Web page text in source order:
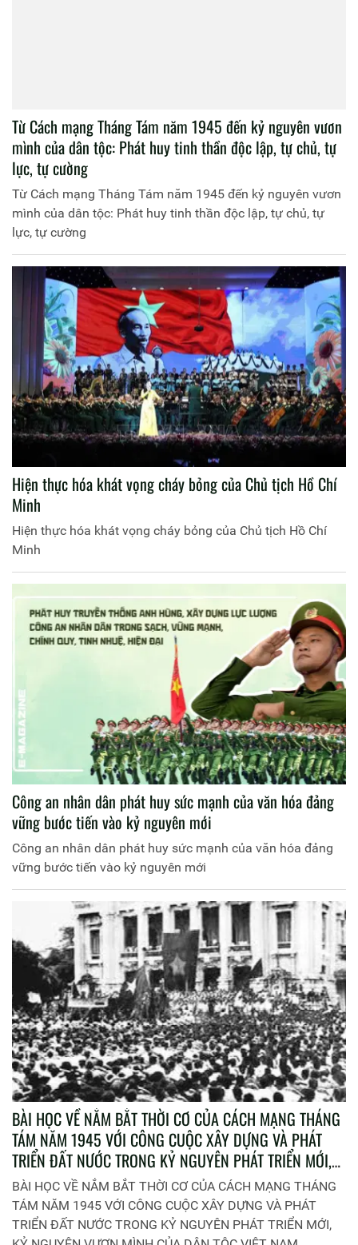
Từ Cách mạng Tháng Tám năm 1945 đến kỷ nguyên vươn
mình của dân tộc: Phát huy tinh thần độc lập, tự chủ, tự
lực, tự cường
Từ Cách mạng Tháng Tám năm 1945 đến kỷ nguyên vươn
mình của dân tộc: Phát huy tinh thần độc lập, tự chủ, tự
lực, tự cường
Hiện thực hóa khát vọng cháy bỏng của Chủ tịch Hồ Chí
Minh
Hiện thực hóa khát vọng cháy bỏng của Chủ tịch Hồ Chí
Minh
Công an nhân dân phát huy sức mạnh của văn hóa đảng
vững bước tiến vào kỷ nguyên mới
Công an nhân dân phát huy sức mạnh của văn hóa đảng
vững bước tiến vào kỷ nguyên mới
BÀI HỌC VỀ NẮM BẮT THỜI CƠ CỦA CÁCH MẠNG THÁNG
TÁM NĂM 1945 VỚI CÔNG CUỘC XÂY DỰNG VÀ PHÁT
TRIỂN ĐẤT NƯỚC TRONG KỶ NGUYÊN PHÁT TRIỂN MỚI,
KỶ NGUYÊN VƯƠN MÌNH CỦA DÂN TỘC VIỆT NAM
BÀI HỌC VỀ NẮM BẮT THỜI CƠ CỦA CÁCH MẠNG THÁNG
TÁM NĂM 1945 VỚI CÔNG CUỘC XÂY DỰNG VÀ PHÁT
TRIỂN ĐẤT NƯỚC TRONG KỶ NGUYÊN PHÁT TRIỂN MỚI,